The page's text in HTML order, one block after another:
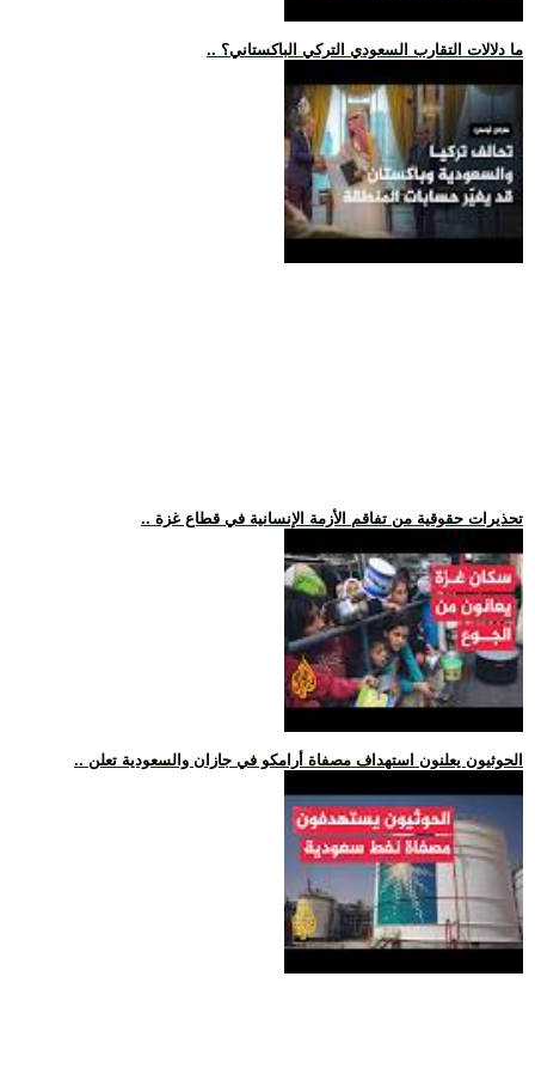
.. ما دلالات التقارب السعودي التركي الباكستاني؟
.. تحذيرات حقوقية من تفاقم الأزمة الإنسانية في قطاع غزة
.. الحوثيون يعلنون استهداف مصفاة أرامكو في جازان والسعودية تعلن